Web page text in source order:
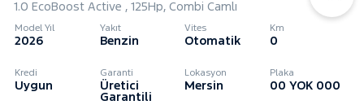
1.0 EcoBoost Active , 125Hp, Combi Camlı
Model Yıl
2026
Yakıt
Benzin
Vites
Otomatik
Km
0
Kredi
Uygun
Garanti
Üretici
Garantili
Lokasyon
Mersin
Plaka
00 YOK 000